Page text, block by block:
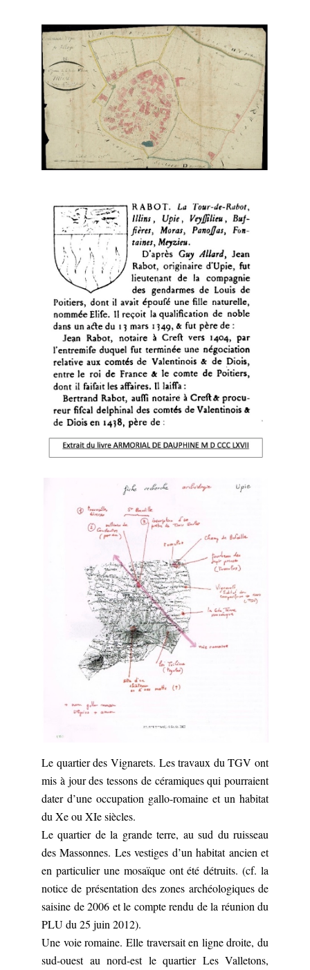
Le quartier des Vignarets. Les travaux du TGV ont
mis à jour des tessons de céramiques qui pourraient
dater d’une occupation gallo-romaine et un habitat
du Xe ou XIe siècles.
Le quartier de la grande terre, au sud du ruisseau
des Massonnes. Les vestiges d’un habitat ancien et
en particulier une mosaïque ont été détruits. (cf. la
notice de présentation des zones archéologiques de
saisine de 2006 et le compte rendu de la réunion du
PLU du 25 juin 2012).
Une voie romaine. Elle traversait en ligne droite, du
sud-ouest au nord-est le quartier Les Valletons,